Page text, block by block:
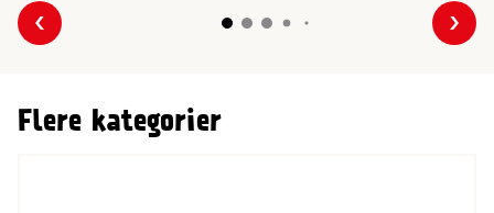
Forrige
Flere kategorier